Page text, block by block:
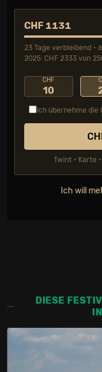
CHF 1131
23 Tage verbleibend •
2025: CHF 2333 von
CHF
10
Ich übernehme die
Twint • Karte
Ich will
DIESE